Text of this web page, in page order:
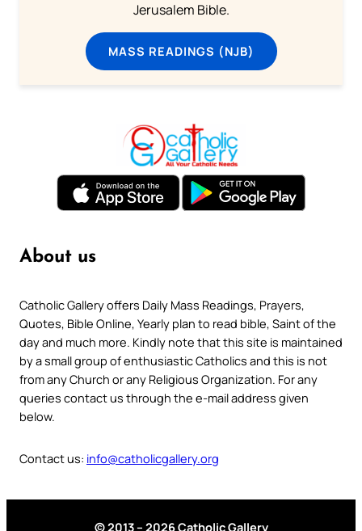
Jerusalem Bible.
MASS READINGS (NJB)
About us
Catholic Gallery offers Daily Mass Readings, Prayers,
Quotes, Bible Online, Yearly plan to read bible, Saint of the
day and much more. Kindly note that this site is maintained
by a small group of enthusiastic Catholics and this is not
from any Church or any Religious Organization. For any
queries contact us through the e-mail address given
below.
Contact us: info@catholicgallery.org
© 2013 – 2026 Catholic Gallery